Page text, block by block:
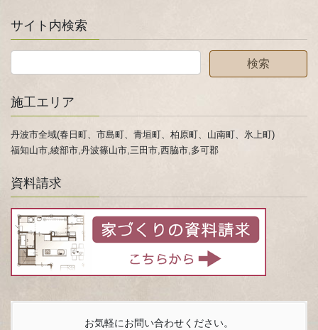
サイト内検索
施工エリア
丹波市全域(春日町、市島町、青垣町、柏原町、山南町、氷上町)
福知山市,綾部市,丹波篠山市,三田市,西脇市,多可郡
資料請求
お気軽にお問い合わせください。